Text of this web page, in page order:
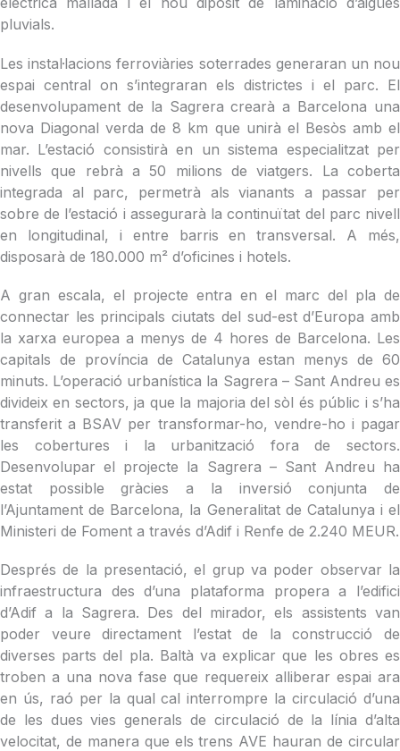
pluvials.
Les instal·lacions ferroviàries soterrades generaran un nou
espai central on s’integraran els districtes i el parc. El
desenvolupament de la Sagrera crearà a Barcelona una
nova Diagonal verda de 8 km que unirà el Besòs amb el
mar. L’estació consistirà en un sistema especialitzat per
nivells que rebrà a 50 milions de viatgers. La coberta
integrada al parc, permetrà als vianants a passar per
sobre de l’estació i assegurarà la continuïtat del parc nivell
en longitudinal, i entre barris en transversal. A més,
disposarà de 180.000 m² d’oficines i hotels.
A gran escala, el projecte entra en el marc del pla de
connectar les principals ciutats del sud-est d’Europa amb
la xarxa europea a menys de 4 hores de Barcelona. Les
capitals de província de Catalunya estan menys de 60
minuts. L’operació urbanística la Sagrera – Sant Andreu es
divideix en sectors, ja que la majoria del sòl és públic i s’ha
transferit a BSAV per transformar-ho, vendre-ho i pagar
les cobertures i la urbanització fora de sectors.
Desenvolupar el projecte la Sagrera – Sant Andreu ha
estat possible gràcies a la inversió conjunta de
l’Ajuntament de Barcelona, la Generalitat de Catalunya i el
Ministeri de Foment a través d’Adif i Renfe de 2.240 MEUR.
Després de la presentació, el grup va poder observar la
infraestructura des d’una plataforma propera a l’edifici
d’Adif a la Sagrera. Des del mirador, els assistents van
poder veure directament l’estat de la construcció de
diverses parts del pla. Baltà va explicar que les obres es
troben a una nova fase que requereix alliberar espai ara
en ús, raó per la qual cal interrompre la circulació d’una
de les dues vies generals de circulació de la línia d’alta
velocitat, de manera que els trens AVE hauran de circular